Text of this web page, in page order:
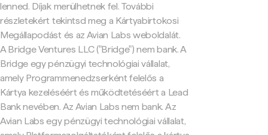
lenned. Díjak merülhetnek fel. További
részletekért tekintsd meg a Kártyabirtokosi
Megállapodást és az Avian Labs weboldalát.
A Bridge Ventures LLC ("Bridge") nem bank. A
Bridge egy pénzügyi technológiai vállalat,
amely Programmenedzserként felelős a
Kártya kezeléséért és működtetéséért a Lead
Bank nevében. Az Avian Labs nem bank. Az
Avian Labs egy pénzügyi technológiai vállalat,